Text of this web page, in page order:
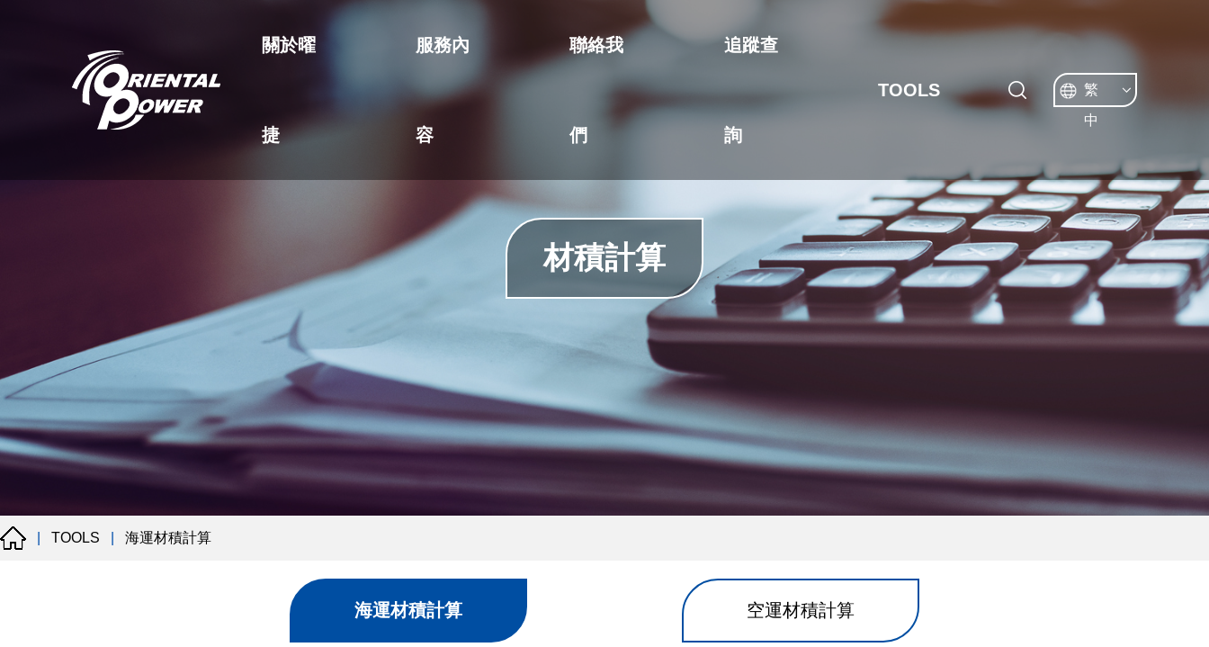
關於曜
捷
服務內
容
聯絡我
們
追蹤查
詢
TOOLS
繁
中
材積計算
TOOLS 海運材積計算
海運材積計算 空運材積計算